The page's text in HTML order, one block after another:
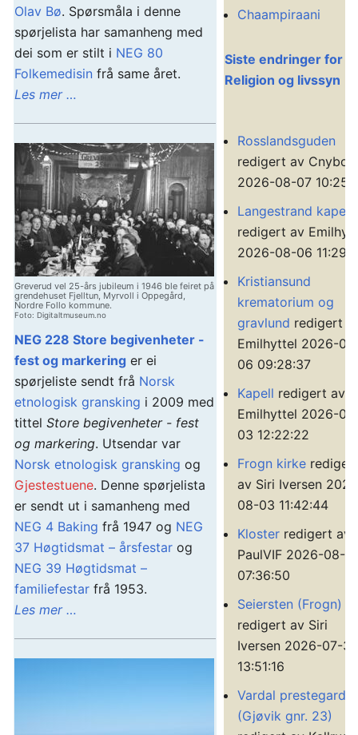
Olav Bø. Spørsmåla i denne
spørjelista har samanheng med
dei som er stilt i NEG 80
Folkemedisin frå same året.
Les mer …
Greverud vel 25-års jubileum i 1946 ble feiret på
grendehuset Fjelltun, Myrvoll i Oppegård,
Nordre Follo kommune.
Foto: Digitaltmuseum.no
NEG 228 Store begivenheter -
fest og markering er ei
spørjeliste sendt frå Norsk
etnologisk gransking i 2009 med
tittel Store begivenheter - fest
og markering. Utsendar var
Norsk etnologisk gransking og
Gjestestuene. Denne spørjelista
er sendt ut i samanheng med
NEG 4 Baking frå 1947 og NEG
37 Høgtidsmat – årsfestar og
NEG 39 Høgtidsmat –
familiefestar frå 1953.
Les mer …
Chaampiraani
Siste endringer for
Religion og livssyn
Rosslandsguden
redigert av
2026-08-07
Langestrand kapell
redigert av
2026-08-06
Kristiansund
krematorium og
gravlund redigert
Emilhyttel 2026-
06 09:28:37
Kapell redigert av
Emilhyttel 2026-
03 12:22:22
Frogn kirke redigert
av Siri Iversen
08-03 11:42:44
Kloster redigert av
PaulVIF 2026-08-
07:36:50
Seiersten (Frogn)
redigert av Siri
Iversen 2026-07-31
13:51:16
Vardal prestegard
(Gjøvik gnr. 23)